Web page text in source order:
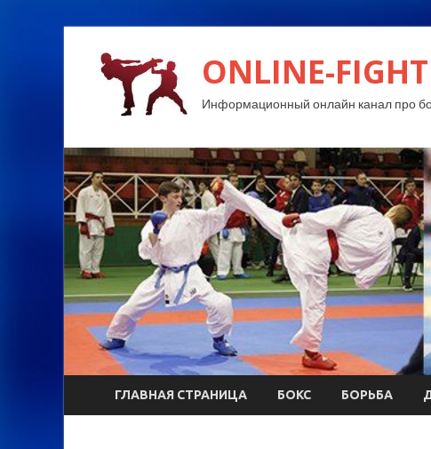
ONLINE-FIGHT
Информационный онлайн канал про
ГЛАВНАЯ СТРАНИЦА БОКС БОРЬБА